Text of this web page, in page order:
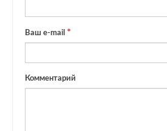
Ваш e-mail
Комментарий